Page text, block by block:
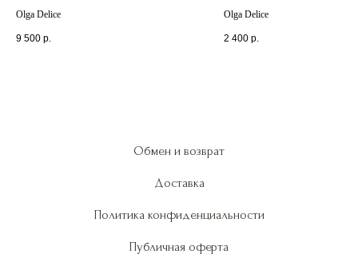
Olga Delice
9 500 р.
Olga Delice
2 400 р.
Обмен и возврат
Доставка
Политика конфиденциальности
Публичная оферта